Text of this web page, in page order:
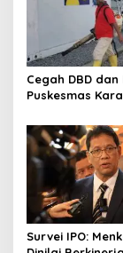
Cegah DBD
Puskesmas
Survei IPO: